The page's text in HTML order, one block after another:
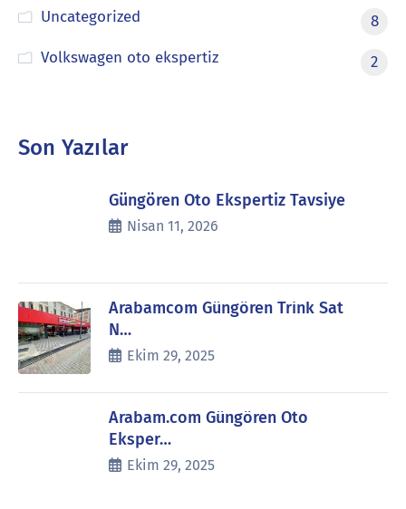
Uncategorized
8
Volkswagen oto ekspertiz
2
Son Yazılar
Güngören Oto Ekspertiz Tavsiye
Nisan 11, 2026
Arabamcom Güngören Trink Sat
N…
Ekim 29, 2025
Arabam.com Güngören Oto
Eksper…
Ekim 29, 2025